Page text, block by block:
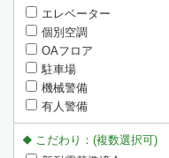
エレベーター
個別空調
OAフロア
駐車場
機械警備
有人警備
こだわり：(複数選択可)